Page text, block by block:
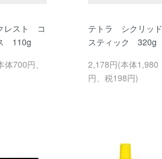
レスト コ
110g
700円、
テトラ シクリッド
スティック 320g
2,178円(本体1,980
円、税198円)